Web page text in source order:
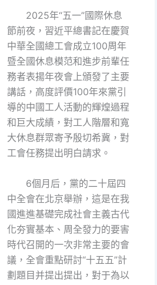
2025年“五一”國際休息
節前夜，習近平總書記在慶賀
中華全國總工會成立100周年
暨全國休息模范和進步前輩任
務者表揚年夜會上頒發了主要
講話，高度評價100年來黨引
導的中國工人活動的輝煌過程
和巨大成績，對工人階層和寬
大休息群眾寄予殷切希冀，對
工會任務提出明白請求。
6個月后，黨的二十屆四
中全會在北京舉辦，這是在我
國進進基礎完成社會主義古代
化夯實基本、周全發力的要害
時代召開的一次非常主要的會
議，全會重點研討“十五五”計
劃題目并提出提出，對于為以